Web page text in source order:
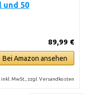
und 50
89,99 €
Bei Amazon ansehen
inkl. MwSt., zzgl. Versandkosten